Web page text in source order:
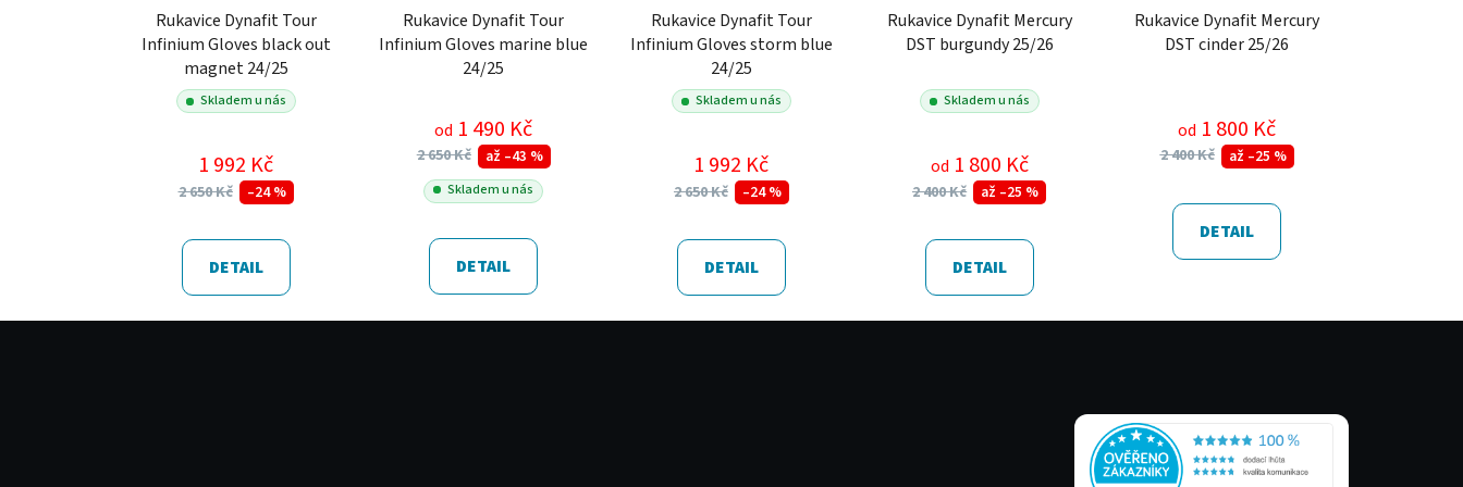
Rukavice Dynafit Tour
Infinium Gloves black out
magnet 24/25
Skladem u nás
1 992 Kč
2 650 Kč –24 %
DETAIL
Rukavice Dynafit Tour
Infinium Gloves marine blue
24/25
od 1 490 Kč
2 650 Kč až –43 %
Skladem u nás
DETAIL
Rukavice Dynafit Tour
Infinium Gloves storm blue
24/25
Skladem u nás
1 992 Kč
2 650 Kč –24 %
DETAIL
Rukavice Dynafit Mercury
DST burgundy 25/26
Skladem u nás
od 1 800 Kč
2 400 Kč až –25 %
DETAIL
Rukavice Dynafit Mercury
DST cinder 25/26
od 1 800 Kč
2 400 Kč až –25 %
DETAIL